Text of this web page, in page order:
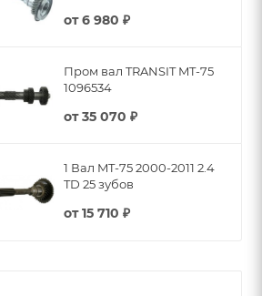
от6 980 ₽
Пром вал TRANSIT MT-75
1096534
от35 070 ₽
1 Вал MT-75 2000-2011 2.4
TD 25 зубов
от15 710 ₽